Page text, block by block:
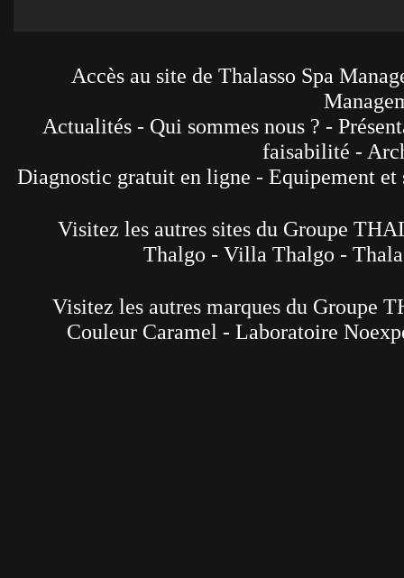
Accès au site de Thalasso Spa
Actualités - Qui sommes nous ? -
faisabilité -
Diagnostic gratuit en ligne - Equipement et
Visitez les autres sites du Groupe
Thalgo - Villa Thalgo -
Visitez les autres marques du Groupe
Couleur Caramel - Laboratoire